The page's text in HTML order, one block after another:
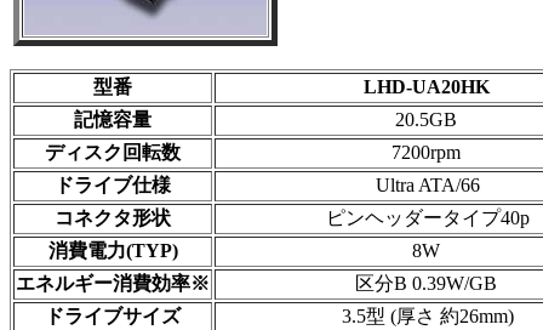
型番
LHD-UA20HK
記憶容量
20.5GB
ディスク回転数
7200rpm
ドライブ仕様
Ultra ATA/66
コネクタ形状
ピンヘッダータイプ40p
消費電力(TYP)
8W
エネルギー消費効率※
区分B 0.39W/GB
ドライブサイズ
3.5型 (厚さ 約26mm)